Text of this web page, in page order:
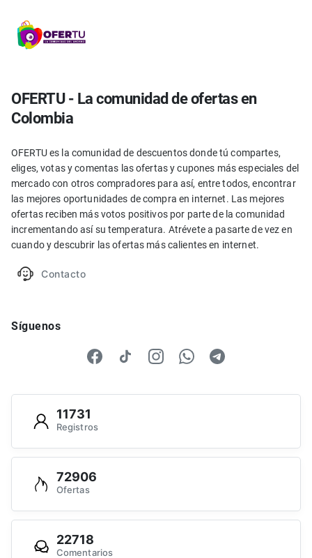
OFERTU - La comunidad de ofertas en
Colombia
OFERTU es la comunidad de descuentos donde tú compartes,
eliges, votas y comentas las ofertas y cupones más especiales del
mercado con otros compradores para así, entre todos, encontrar
las mejores oportunidades de compra en internet. Las mejores
ofertas reciben más votos positivos por parte de la comunidad
incrementando así su temperatura. Atrévete a pasarte de vez en
cuando y descubrir las ofertas más calientes en internet.
Contacto
Síguenos
11731
Registros
72906
Ofertas
22718
Comentarios